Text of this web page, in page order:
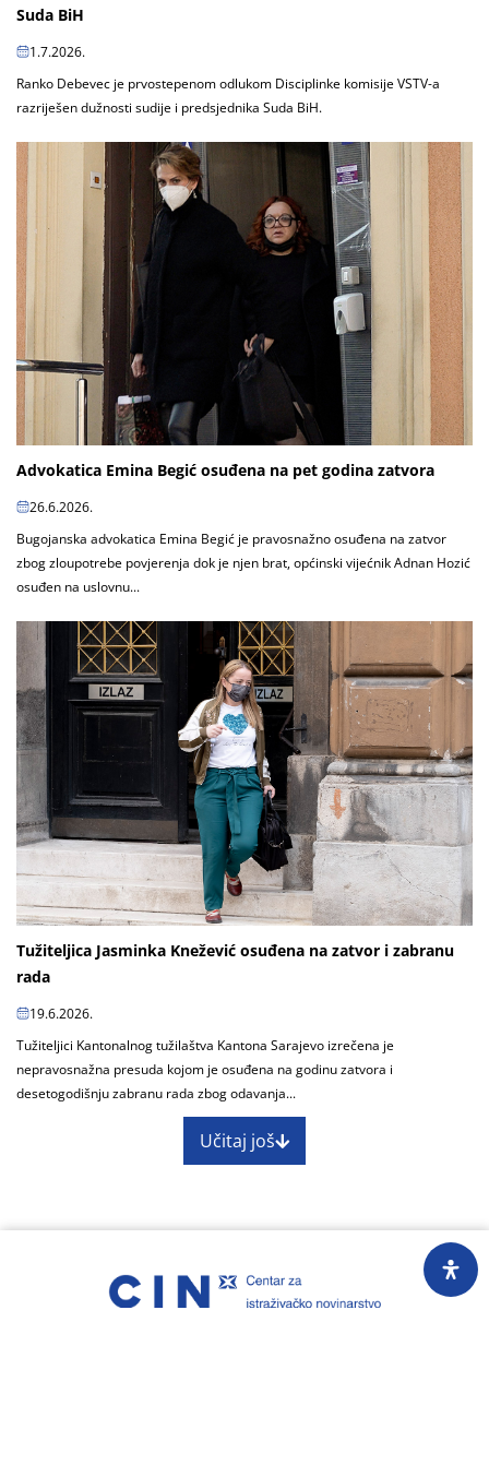
Suda BiH
1.7.2026.
Ranko Debevec je prvostepenom odlukom Disciplinke komisije VSTV-a
razriješen dužnosti sudije i predsjednika Suda BiH.
Advokatica Emina Begić osuđena na pet godina zatvora
26.6.2026.
Bugojanska advokatica Emina Begić je pravosnažno osuđena na zatvor
zbog zloupotrebe povjerenja dok je njen brat, općinski vijećnik Adnan Hozić
osuđen na uslovnu...
Tužiteljica Jasminka Knežević osuđena na zatvor i zabranu
rada
19.6.2026.
Tužiteljici Kantonalnog tužilaštva Kantona Sarajevo izrečena je
nepravosnažna presuda kojom je osuđena na godinu zatvora i
desetogodišnju zabranu rada zbog odavanja...
Učitaj još